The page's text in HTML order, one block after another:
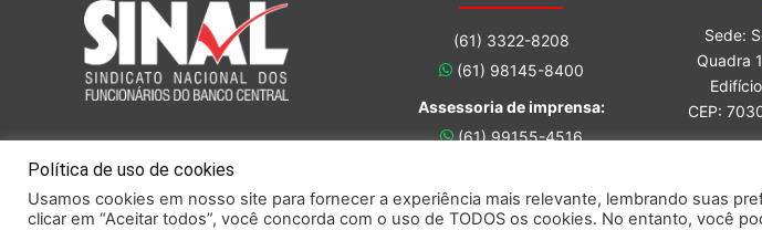
(61) 3322-8208
(61) 98145-8400
Assessoria de imprensa:
(61) 99155-4516
Sede:
Quadra
CEP:
Política de uso de cookies
Usamos cookies em nosso site para fornecer a experiência mais relevante, lembrando suas
clicar em “Aceitar todos”, você concorda com o uso de TODOS os cookies. No entanto, você